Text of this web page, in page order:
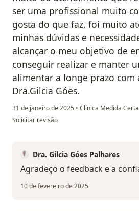
ser uma profissional muito
gosta do que faz, foi muito
minhas dúvidas e
alcançar o meu objetivo de
conseguir realizar e manter
alimentar a longe prazo com
Dra.Gilcia Góes.
31 de janeiro de 2025 • Clinica Medida Certa
na opinião do utilizador Roselene Borges
Solicitar revisão
Dra. Gilcia Góes Palhares
Agradeço o feedback e a
10 de fevereiro de 2025